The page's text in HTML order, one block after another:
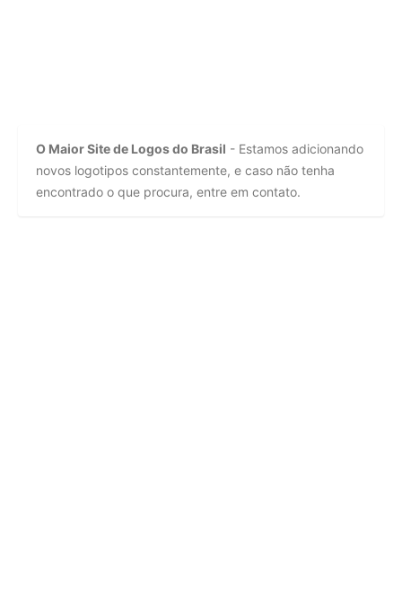
O Maior Site de Logos do Brasil - Estamos adicionando
novos logotipos constantemente, e caso não tenha
encontrado o que procura, entre em contato.